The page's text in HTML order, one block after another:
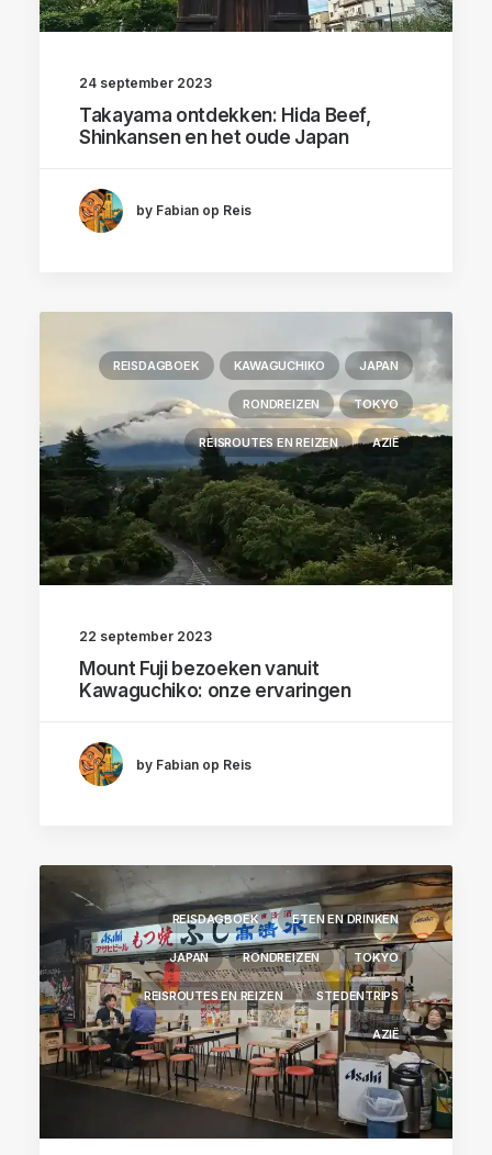
24 september 2023
Takayama ontdekken: Hida Beef,
Shinkansen en het oude Japan
by Fabian op Reis
REISDAGBOEK KAWAGUCHIKO JAPAN
RONDREIZEN TOKYO
REISROUTES EN REIZEN AZIË
22 september 2023
Mount Fuji bezoeken vanuit
Kawaguchiko: onze ervaringen
by Fabian op Reis
REISDAGBOEK ETEN EN DRINKEN
JAPAN RONDREIZEN TOKYO
REISROUTES EN REIZEN STEDENTRIPS
AZIË